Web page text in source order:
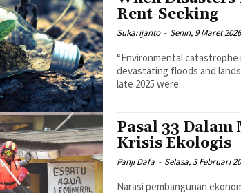
Rent-Seeking
Sukarijanto - Senin, 9 Maret 2026
“Environmental catastrophe
devastating floods and
late 2025 were...
Pasal 33 Dalam
Krisis Ekologis
Panji Dafa - Selasa, 3 Februari
Narasi pembangunan